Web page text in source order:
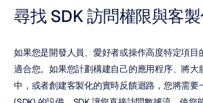
尋找 SDK 訪問權限與客
如果您是開發人員、愛好者或操作高度特定項目
適合您。如果您計劃構建自己的應用程序、將大
中，或者創建客製化的實時反饋迴路，您將需要